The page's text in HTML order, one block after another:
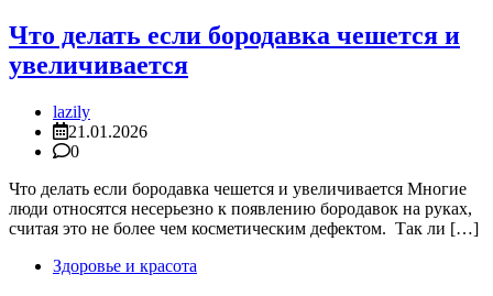
Что делать если бородавка чешется и
увеличивается
lazily
21.01.2026
0
Что делать если бородавка чешется и увеличивается Многие
люди относятся несерьезно к появлению бородавок на руках,
считая это не более чем косметическим дефектом. Так ли […]
Здоровье и красота